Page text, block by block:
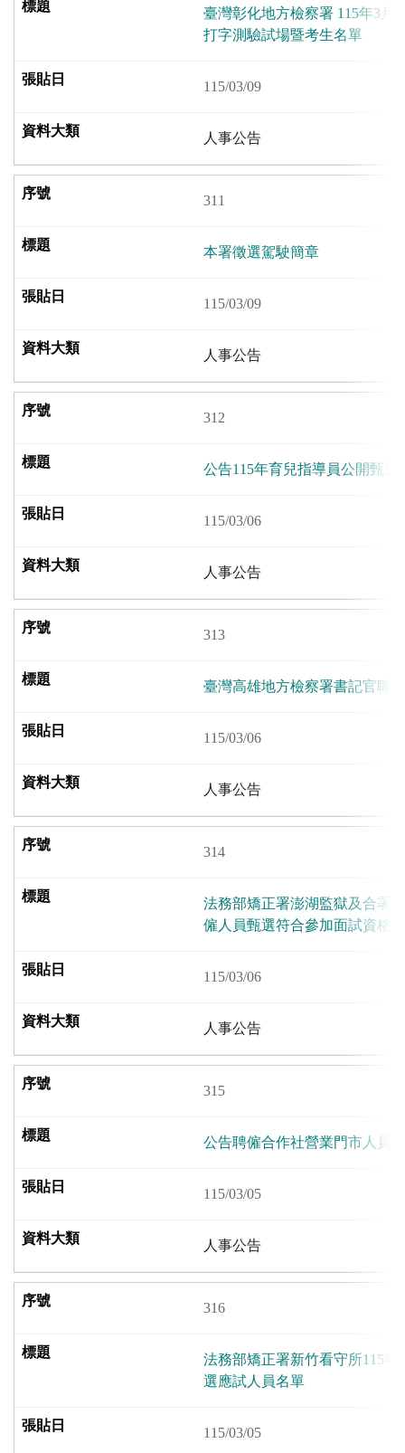
臺灣彰化地方檢察署 115年3月
打字測驗試場暨考生名單
115/03/09
人事公告
311
本署徵選駕駛簡章
115/03/09
人事公告
312
公告115年育兒指導員公開甄選
115/03/06
人事公告
313
臺灣高雄地方檢察署書記官職
115/03/06
人事公告
314
法務部矯正署澎湖監獄及合署
僱人員甄選符合參加面試資格
115/03/06
人事公告
315
公告聘僱合作社營業門市人員1
115/03/05
人事公告
316
法務部矯正署新竹看守所115
選應試人員名單
115/03/05